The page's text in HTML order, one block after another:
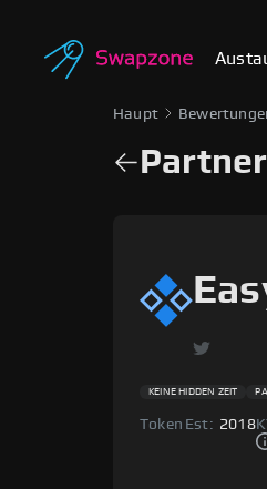
Haupt
Partner
KEINE HIDDEN ZEIT
Token Est: 2018